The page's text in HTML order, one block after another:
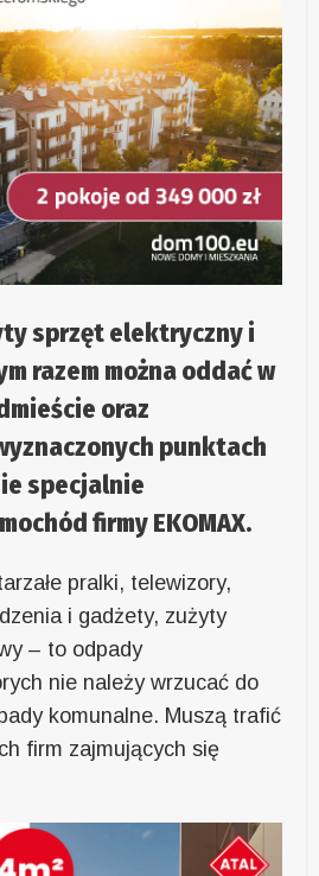
sprzęt elektryczny i
razem można oddać w
oraz
punktach
specjalnie
firmy EKOMAX.
pralki, telewizory,
i gadżety, zużyty
– to odpady
nie należy wrzucać do
komunalne. Muszą trafić
firm zajmujących się